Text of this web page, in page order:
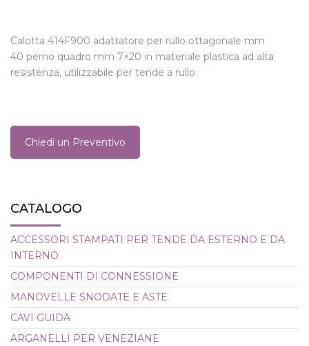
Calotta 414F900 adattatore per rullo ottagonale mm
40 perno quadro mm 7×20 in materiale plastica ad alta
resistenza, utilizzabile per tende a rullo
Chiedi un Preventivo
CATALOGO
ACCESSORI STAMPATI PER TENDE DA ESTERNO E DA
INTERNO
COMPONENTI DI CONNESSIONE
MANOVELLE SNODATE E ASTE
CAVI GUIDA
ARGANELLI PER VENEZIANE